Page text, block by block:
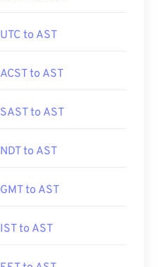
UTC to AST
ACST to AST
SAST to AST
NDT to AST
GMT to AST
IST to AST